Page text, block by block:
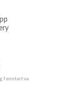
fenntartva.